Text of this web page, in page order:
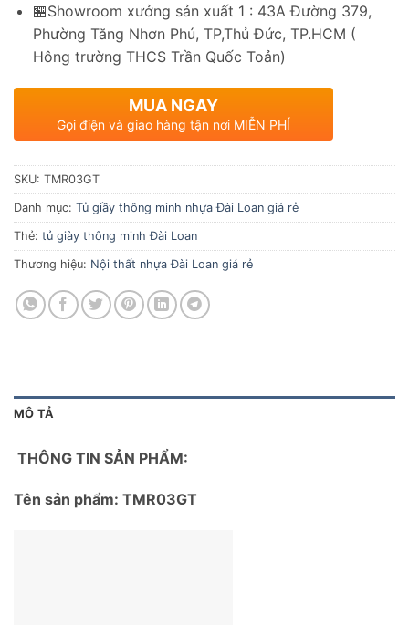
🏪Showroom xưởng sản xuất 1 : 43A Đường 379,
Phường Tăng Nhơn Phú, TP,Thủ Đức, TP.HCM (
Hông trường THCS Trần Quốc Toản)
MUA NGAY
Gọi điện và giao hàng tận nơi MIỄN PHÍ
SKU: TMR03GT
Danh mục: Tủ giầy thông minh nhựa Đài Loan giá rẻ
Thẻ: tủ giày thông minh Đài Loan
Thương hiệu: Nội thất nhựa Đài Loan giá rẻ
MÔ TẢ
THÔNG TIN SẢN PHẨM:
Tên sản phẩm: TMR03GT